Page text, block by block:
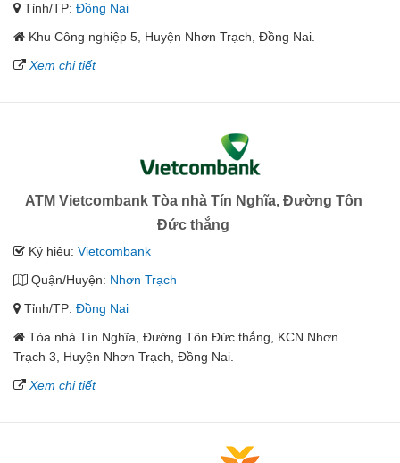
Tỉnh/TP: Đồng Nai
Khu Công nghiệp 5, Huyện Nhơn Trạch, Đồng Nai.
Xem chi tiết
ATM Vietcombank Tòa nhà Tín Nghĩa, Đường Tôn
Đức thắng
Ký hiệu: Vietcombank
Quận/Huyện: Nhơn Trạch
Tỉnh/TP: Đồng Nai
Tòa nhà Tín Nghĩa, Đường Tôn Đức thắng, KCN Nhơn
Trạch 3, Huyện Nhơn Trạch, Đồng Nai.
Xem chi tiết